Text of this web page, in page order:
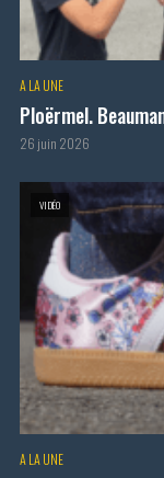
A LA UNE
Ploërmel.
26 juin 2026
VIDÉO
A LA UNE